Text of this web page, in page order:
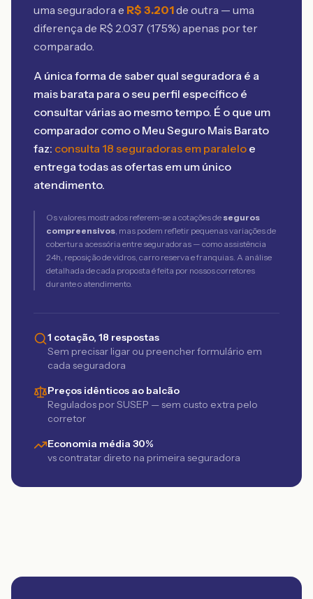
uma seguradora e R$ 3.201de outra — uma
diferença de R$ 2.037 (175%) apenas por ter
comparado.
A única forma de saber qual seguradora é a
mais barata para o seu perfil específico é
consultar várias ao mesmo tempo. É o que um
comparador como o Meu Seguro Mais Barato
faz: consulta 18 seguradoras em paralelo e
entrega todas as ofertas em um único
atendimento.
Os valores mostrados referem-se a cotações de seguros
compreensivos, mas podem refletir pequenas variações de
cobertura acessória entre seguradoras — como assistência
24h, reposição de vidros, carro reserva e franquias. A análise
detalhada de cada proposta é feita por nossos corretores
durante o atendimento.
1 cotação, 18 respostas
Sem precisar ligar ou preencher formulário em
cada seguradora
Preços idênticos ao balcão
Regulados por SUSEP — sem custo extra pelo
corretor
Economia média 30%
vs contratar direto na primeira seguradora